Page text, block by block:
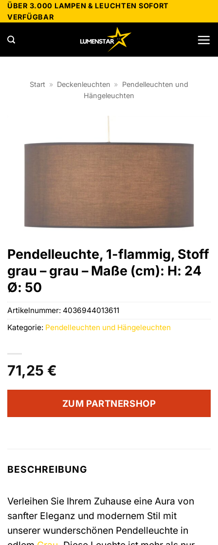
Zum
Inhalt
springen
ÜBER 3.000 LAMPEN & LEUCHTEN SOFORT
VERFÜGBAR
Start » Deckenleuchten » Pendelleuchten und
Hängeleuchten
Pendelleuchte, 1-flammig, Stoff
grau – grau – Maße (cm): H: 24
Ø: 50
71,25 €
ZUM PARTNERSHOP
Artikelnummer: 4036944013611
Kategorie: Pendelleuchten und Hängeleuchten
BESCHREIBUNG
Verleihen Sie Ihrem Zuhause eine Aura von
sanfter Eleganz und modernem Stil mit
unserer wunderschönen Pendelleuchte in